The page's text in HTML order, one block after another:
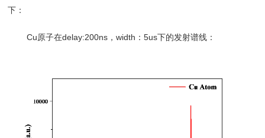
下：
Cu原子在delay:200ns，width：5us下的发射谱线：